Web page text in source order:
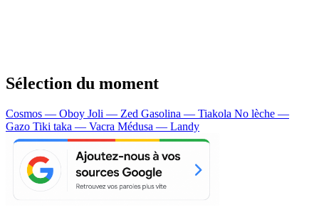
Sélection du moment
Cosmos — Oboy Joli — Zed Gasolina — Tiakola No lèche —
Gazo Tiki taka — Vacra Médusa — Landy